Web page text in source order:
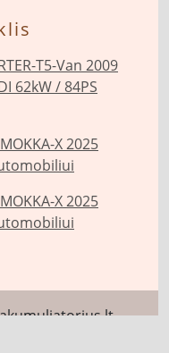
T5-Van 2009
62kW / 84PS
X 2025
X 2025